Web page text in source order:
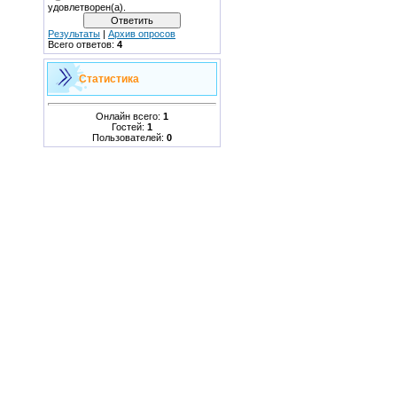
удовлетворен(а).
Результаты | Архив опросов
Всего ответов: 4
Статистика
Онлайн всего: 1
Гостей: 1
Пользователей: 0